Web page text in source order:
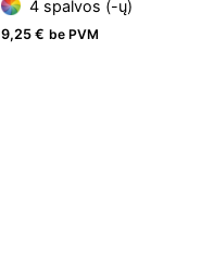
4 spalvos (-ų)
9,25 € be PVM